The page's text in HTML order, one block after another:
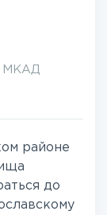
МКАД
районе
до